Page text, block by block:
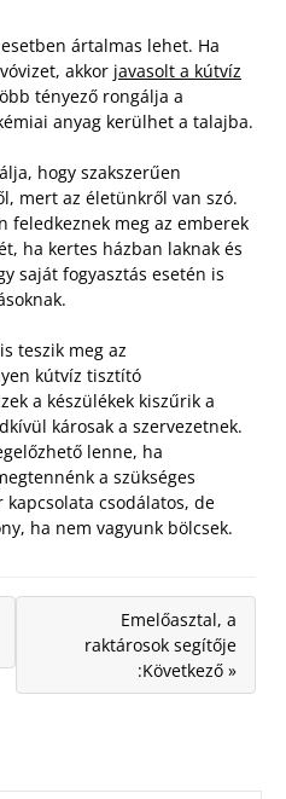
ártalmas lehet. Ha
akkor javasolt a kútvíz
tényező rongálja a
anyag kerülhet a talajba.
hogy szakszerűen
mert az életünkről van szó.
feledkeznek meg az emberek
ha kertes házban laknak és
saját fogyasztás esetén is
teszik meg az
kútvíz tisztító
a készülékek kiszűrik a
károsak a szervezetnek.
lenne, ha
a szükséges
kapcsolata csodálatos, de
ha nem vagyunk bölcsek.
Emelőasztal, a
raktárosok segítője
:Következő »